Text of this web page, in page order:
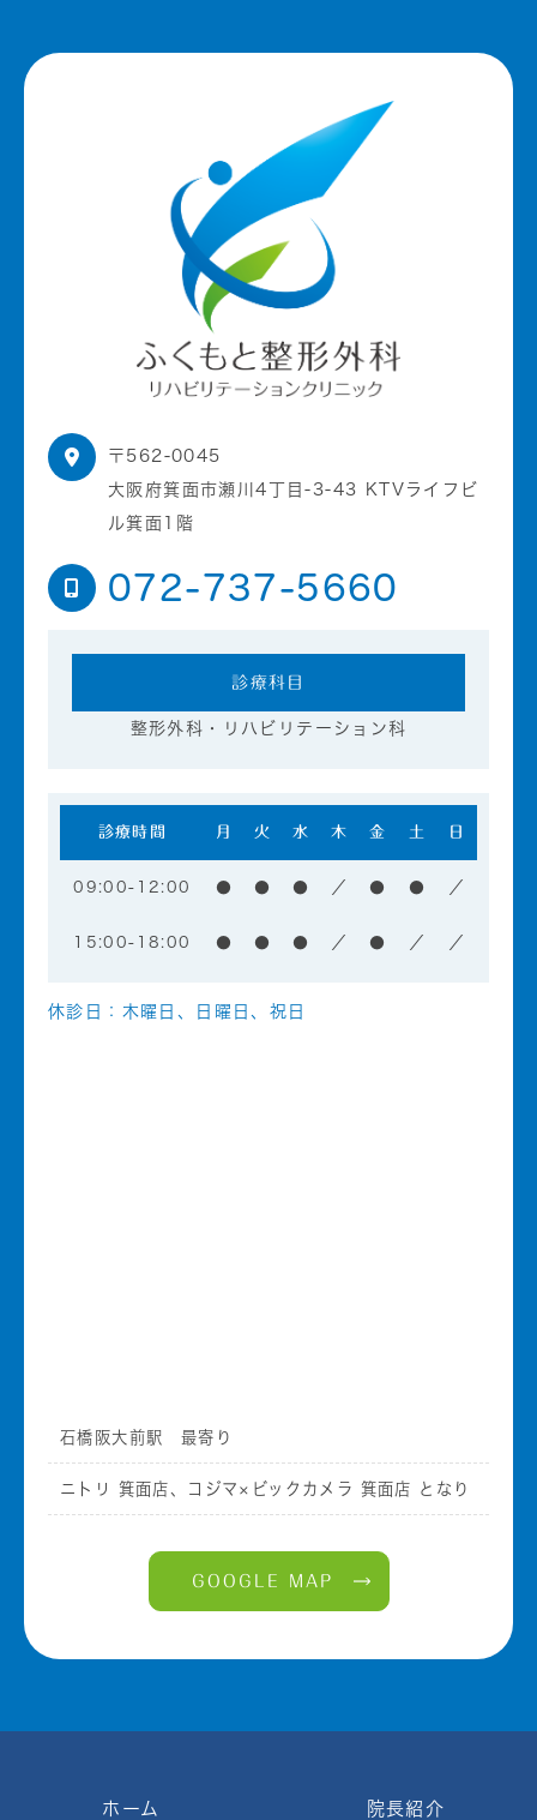
〒562-0045
大阪府箕面市瀬川4丁目-3-43 KTVライフビ
ル箕面1階
072-737-5660
診療科目
整形外科・リハビリテーション科
診療時間 月 火 水 木 金 土 日
09:00-12:00 ● ● ● ／ ● ● ／
15:00-18:00 ● ● ● ／ ● ／ ／
休診日：木曜日、日曜日、祝日
石橋阪大前駅 最寄り
ニトリ 箕面店、コジマ×ビックカメラ 箕面店 となり
GOOGLE MAP
ホーム 院長紹介